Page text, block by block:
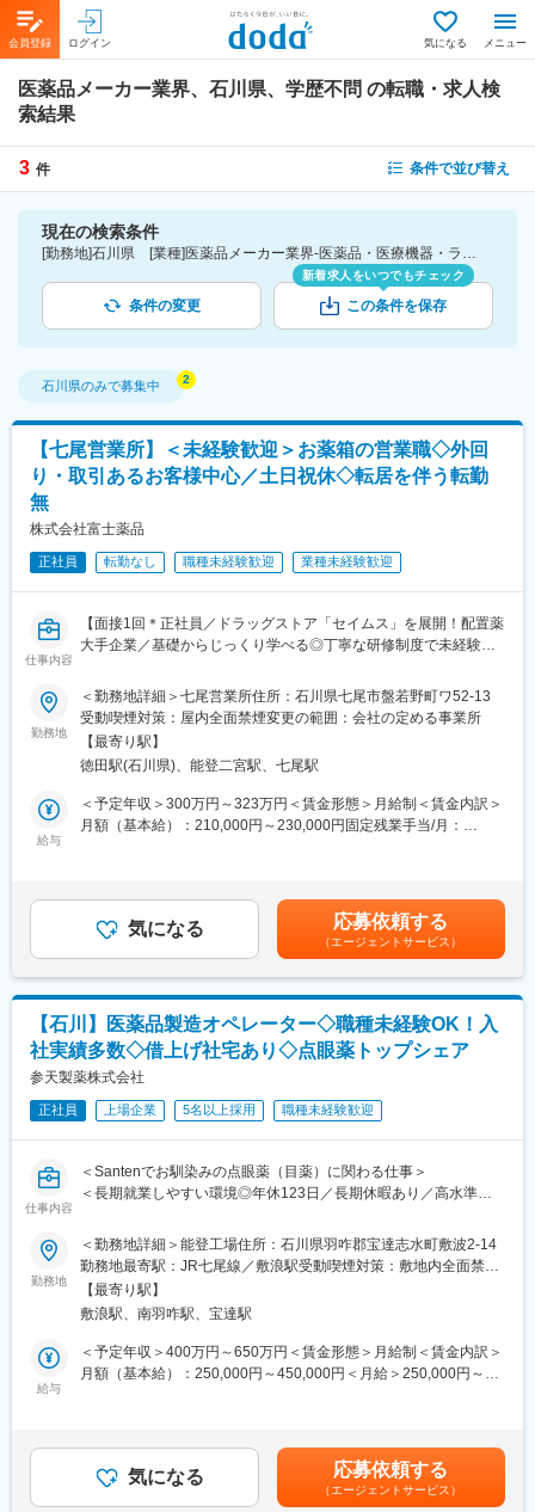
会員登録 ログイン 気になる メニュー
医薬品メーカー業界、石川県、学歴不問 の転職・求人検
索結果
3 件 条件で並び替え
現在の検索条件
[勤務地]石川県 [業種]医薬品メーカー業界-医薬品・医療機器・ライフサイエンス・医療系サービス [こだわり条件ピックアップ]学歴不問 [詳細条件](募集・採用情報)学歴不問
条件の変更
新着求人をいつでもチェック
この条件を保存
石川県のみで募集中
【七尾営業所】＜未経験歓迎＞お薬箱の営業職◇外回
り・取引あるお客様中心／土日祝休◇転居を伴う転勤
無
株式会社富士薬品
正社員 転勤なし 職種未経験歓迎 業種未経験歓迎
仕事内容
【面接1回＊正社員／ドラッグストア「セイムス」を展開！配置薬
大手企業／基礎からじっくり学べる◎丁寧な研修制度で未経験の
■職務内容：
担当エリアのお客様（個人宅や企業）へ訪問し、配置薬（お薬
箱）や健康食品の提案をお任せします。
※既に、取引のあるお客様先を訪問するスタイルです。
＜仕事の流れ＞
たり20～30分程度）
・健康相談、新商品・サービスのご提案 など
※一部、新たに配置薬を置いていただくお客様への訪問がありま
す。
└配置薬は無料でおけるので、お客様も抵抗なく置いてくれる製
品です。
■未経験の方も安心！充実した研修制度：
・入社直後～2週間 ： OJT形式で、薬の種類や成分など基礎知識
を身につけます。
す。「会話のコツ」や「商品のご案内方法」といった実践的なス
キルを習得します。
・入社1カ月以降 ： 慣れてきたら独り立ち。既存のお客様をメイ
ンに訪問します。
＜専門資格を取得できる＞
・資格取得後は、資格手当として給与にも反映されます。
勤務地
＜勤務地詳細＞七尾営業所住所：石川県七尾市盤若野町ワ52-13
受動喫煙対策：屋内全面禁煙変更の範囲：会社の定める事業所
【最寄り駅】
徳田駅(石川県)、能登二宮駅、七尾駅
給与
＜予定年収＞300万円～323万円＜賃金形態＞月給制＜賃金内訳＞
月額（基本給）：210,000円～230,000円固定残業手当/月：
年収は当社規定に基づき、年齢や経験に応じて決定します。・昇
給：年1回（4月）＜モデル給与＞※入社3年目平均基本給＋各種手
当＋業績連動給→総支給月額344,141円※業績連動給：月の予算達
成や売り上げに対して支払われます賃金はあくまでも目安の金額
であり、選考を通じて上下する可能性があります。月給(月額)は固
定手当を含めた表記です。
気になる 応募依頼する
（エージェントサービス）
【石川】医薬品製造オペレーター◇職種未経験OK！入
社実績多数◇借上げ社宅あり◇点眼薬トップシェア
参天製薬株式会社
正社員 上場企業 5名以上採用 職種未経験歓迎
仕事内容
＜Santenでお馴染みの点眼薬（目薬）に関わる仕事＞
＜長期就業しやすい環境◎年休123日／長期休暇あり／高水準の
※借り上げ社宅制度がある為、他都道府県からのご応募も歓迎いた
します。
■業務内容：
医薬品の製造業務として、点眼薬の調剤、充填、検査、包装、準
備作業を担当頂きます。
＜～具体的には～＞
・異物検査（拡大鏡使用）
（3）製造にかかわる記録
（4）関連するプロジェクトの参画、新製品等の供給に向けた活動
勤務地
＜勤務地詳細＞能登工場住所：石川県羽咋郡宝達志水町敷波2-14
勤務地最寄駅：JR七尾線／敷浪駅受動喫煙対策：敷地内全面禁煙
変更の範囲：会社の定める事業所
【最寄り駅】
敷浪駅、南羽咋駅、宝達駅
給与
＜予定年収＞400万円～650万円＜賃金形態＞月給制＜賃金内訳＞
月額（基本給）：250,000円～450,000円＜月給＞250,000円～
～3万円・賞与 年1回支給・基本給改定 年1回（4月）賃金はあ
くまでも目安の金額であり、選考を通じて上下する可能性があり
ます。月給(月額)は固定手当を含めた表記です。
気になる 応募依頼する
（エージェントサービス）